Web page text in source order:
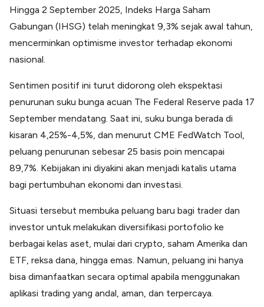
Hingga 2 September 2025, Indeks Harga Saham
Gabungan (IHSG) telah meningkat 9,3% sejak awal tahun,
mencerminkan optimisme investor terhadap ekonomi
nasional.
Sentimen positif ini turut didorong oleh ekspektasi
penurunan suku bunga acuan The Federal Reserve pada 17
September mendatang. Saat ini, suku bunga berada di
kisaran 4,25%-4,5%, dan menurut CME FedWatch Tool,
peluang penurunan sebesar 25 basis poin mencapai
89,7%. Kebijakan ini diyakini akan menjadi katalis utama
bagi pertumbuhan ekonomi dan investasi.
Situasi tersebut membuka peluang baru bagi trader dan
investor untuk melakukan diversifikasi portofolio ke
berbagai kelas aset, mulai dari crypto, saham Amerika dan
ETF, reksa dana, hingga emas. Namun, peluang ini hanya
bisa dimanfaatkan secara optimal apabila menggunakan
aplikasi trading yang andal, aman, dan terpercaya.